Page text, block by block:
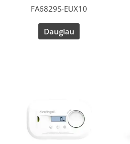
FA6829S-EUX10
Daugiau